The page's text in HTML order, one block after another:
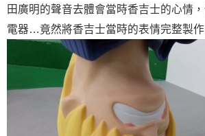
田廣明的聲音去體會當時香吉士的心情
電器…竟然將香吉士當時的表情完整製